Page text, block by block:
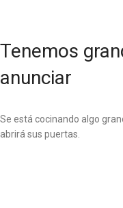
Tenemos
anunciar
Se está cocinando algo
abrirá sus puertas.